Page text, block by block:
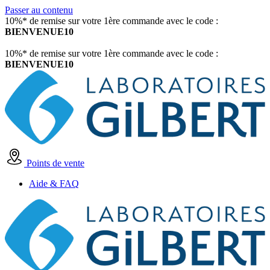
Passer au contenu
10%* de remise sur votre 1ère commande avec le code :
BIENVENUE10
10%* de remise sur votre 1ère commande avec le code :
BIENVENUE10
Points de vente
Aide & FAQ